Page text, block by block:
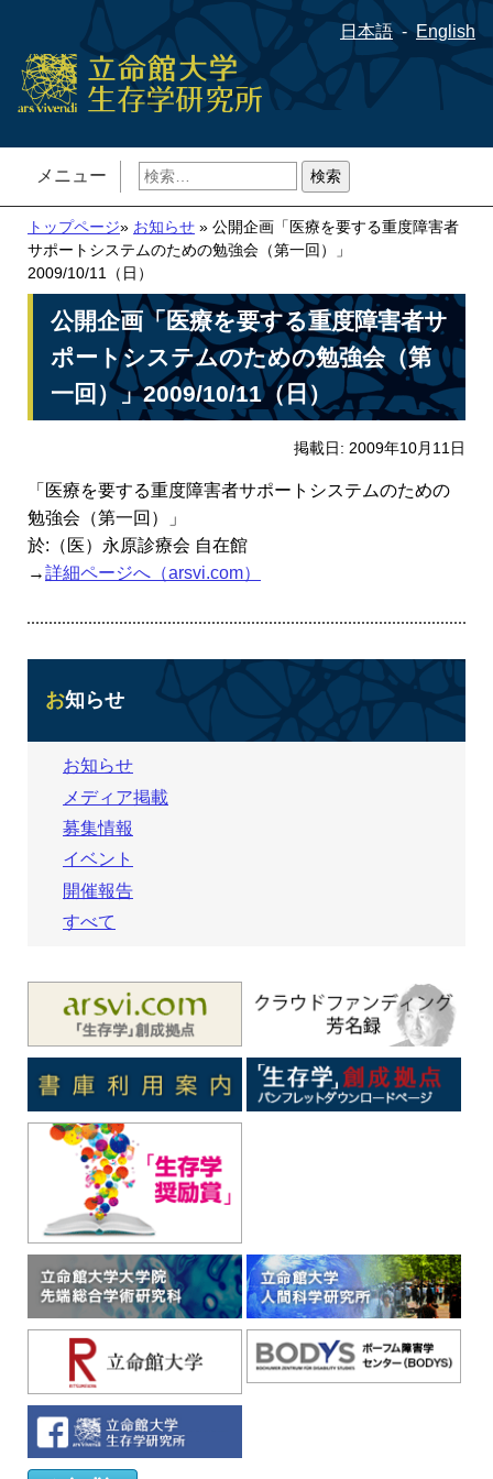
日本語 English
メニュー
検
索:
トップページ» お知らせ » 公開企画「医療を要する重度障害者
サポートシステムのための勉強会（第一回）」
2009/10/11（日）
公開企画「医療を要する重度障害者サ
ポートシステムのための勉強会（第
一回）」2009/10/11（日）
掲載日: 2009年10月11日
「医療を要する重度障害者サポートシステムのための
勉強会（第一回）」
於:（医）永原診療会 自在館
→詳細ページへ（arsvi.com）
お知らせ
お知らせ
メディア掲載
募集情報
イベント
開催報告
すべて